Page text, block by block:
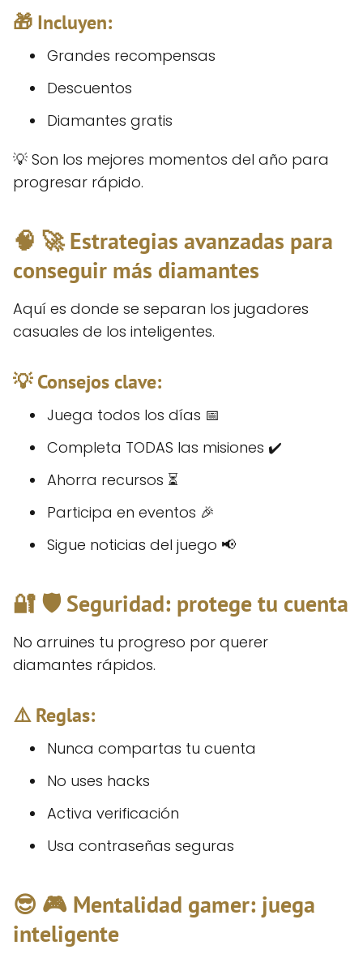
🎁 Incluyen:
Grandes recompensas
Descuentos
Diamantes gratis
💡 Son los mejores momentos del año para
progresar rápido.
🧠 🚀 Estrategias avanzadas para
conseguir más diamantes
Aquí es donde se separan los jugadores
casuales de los inteligentes.
💡 Consejos clave:
Juega todos los días 📅
Completa TODAS las misiones ✔️
Ahorra recursos ⏳
Participa en eventos 🎉
Sigue noticias del juego 📢
🔐 🛡️ Seguridad: protege tu cuenta
No arruines tu progreso por querer
diamantes rápidos.
⚠️ Reglas:
Nunca compartas tu cuenta
No uses hacks
Activa verificación
Usa contraseñas seguras
😎 🎮 Mentalidad gamer: juega
inteligente